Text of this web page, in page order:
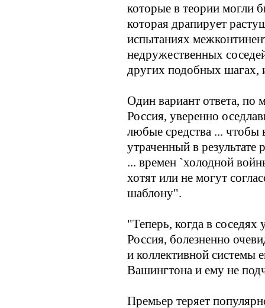
которые в теории могли
которая драпирует
испытаниях
недружественных
других подобных шагах,
Один вариант ответа, по
Россия, уверенно
любые средства ... чтобы
утраченный в результате
... времен `холодной
хотят или не могут
шаблону".
"Теперь, когда в соседях
Россия, болезненно
и коллективной системы
Вашингтона и ему не
Премьер теряет